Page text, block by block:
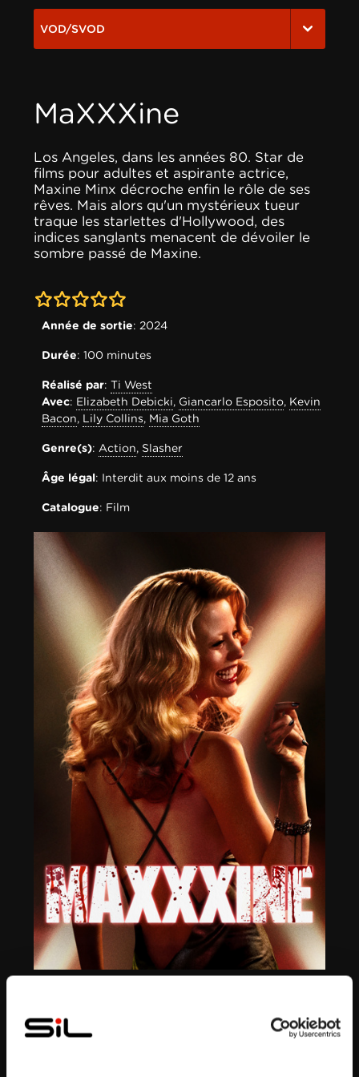
VOD/SVOD
MaXXXine
Los Angeles, dans les années 80. Star de
films pour adultes et aspirante actrice,
Maxine Minx décroche enfin le rôle de ses
rêves. Mais alors qu'un mystérieux tueur
traque les starlettes d'Hollywood, des
indices sanglants menacent de dévoiler le
sombre passé de Maxine.
0-0Année de sortie: 2024
Durée: 100 minutes
Réalisé par: Ti West
Avec: Elizabeth Debicki, Giancarlo Esposito, Kevin
Bacon, Lily Collins, Mia Goth
Genre(s): Action, Slasher
Âge légal: Interdit aux moins de 12 ans
Catalogue: Film